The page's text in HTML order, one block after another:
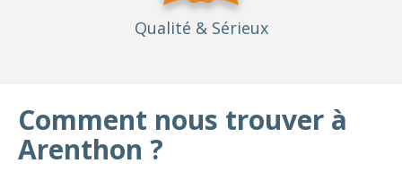
Qualité & Sérieux
Comment nous trouver à
Arenthon ?